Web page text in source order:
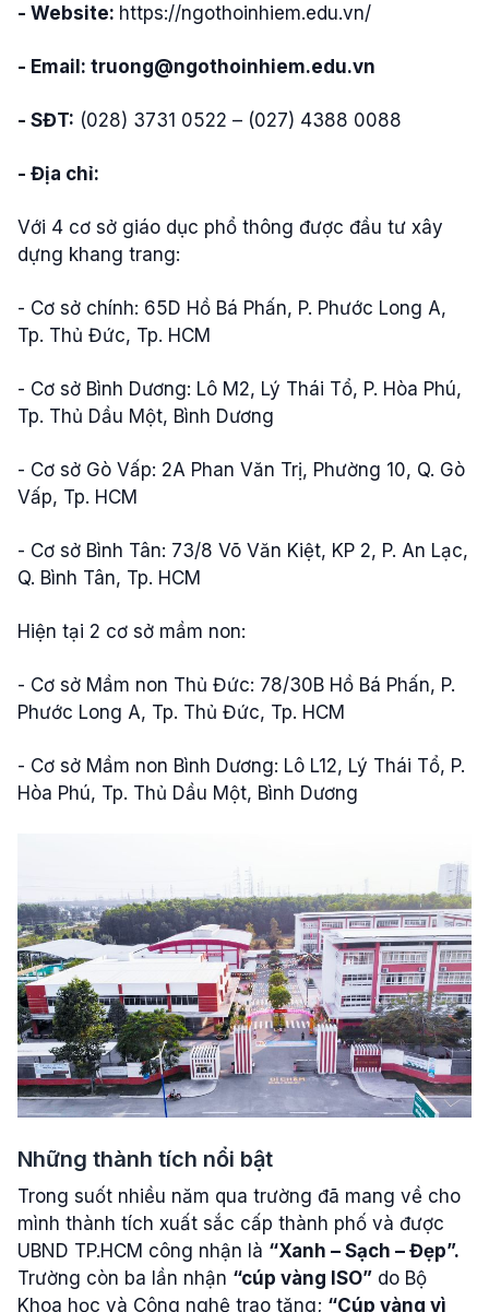
- Website: https://ngothoinhiem.edu.vn/
- Email: truong@ngothoinhiem.edu.vn
- SĐT: (028) 3731 0522 – (027) 4388 0088
- Địa chỉ:
Với 4 cơ sở giáo dục phổ thông được đầu tư xây
dựng khang trang:
- Cơ sở chính: 65D Hồ Bá Phấn, P. Phước Long A,
Tp. Thủ Đức, Tp. HCM
- Cơ sở Bình Dương: Lô M2, Lý Thái Tổ, P. Hòa Phú,
Tp. Thủ Dầu Một, Bình Dương
- Cơ sở Gò Vấp: 2A Phan Văn Trị, Phường 10, Q. Gò
Vấp, Tp. HCM
- Cơ sở Bình Tân: 73/8 Võ Văn Kiệt, KP 2, P. An Lạc,
Q. Bình Tân, Tp. HCM
Hiện tại 2 cơ sở mầm non:
- Cơ sở Mầm non Thủ Đức: 78/30B Hồ Bá Phấn, P.
Phước Long A, Tp. Thủ Đức, Tp. HCM
- Cơ sở Mầm non Bình Dương: Lô L12, Lý Thái Tổ, P.
Hòa Phú, Tp. Thủ Dầu Một, Bình Dương
Những thành tích nổi bật
Trong suốt nhiều năm qua trường đã mang về cho
mình thành tích xuất sắc cấp thành phố và được
UBND TP.HCM công nhận là “Xanh – Sạch – Đẹp”.
Trường còn ba lần nhận “cúp vàng ISO” do Bộ
Khoa học và Công nghệ trao tặng; “Cúp vàng vì